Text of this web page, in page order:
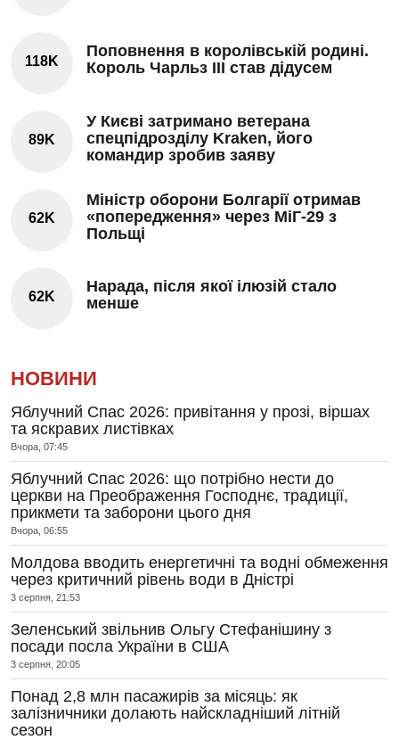
118K
Поповнення в королівській родині.
Король Чарльз III став дідусем
89K
У Києві затримано ветерана
спецпідрозділу Kraken, його
командир зробив заяву
62K
Міністр оборони Болгарії отримав
«попередження» через МіГ-29 з
Польщі
62K
Нарада, після якої ілюзій стало
менше
НОВИНИ
Яблучний Спас 2026: привітання у прозі, віршах
та яскравих листівках
Вчора, 07:45
Яблучний Спас 2026: що потрібно нести до
церкви на Преображення Господнє, традиції,
прикмети та заборони цього дня
Вчора, 06:55
Молдова вводить енергетичні та водні обмеження
через критичний рівень води в Дністрі
3 серпня, 21:53
Зеленський звільнив Ольгу Стефанішину з
посади посла України в США
3 серпня, 20:05
Понад 2,8 млн пасажирів за місяць: як
залізничники долають найскладніший літній
сезон